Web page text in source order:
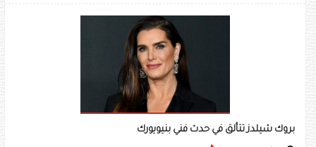
بروك شيلدز تتألق في حدث فني بنيويورك